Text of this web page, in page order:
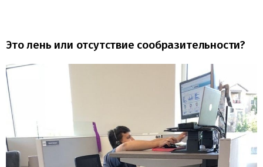
Это лень или отсутствие сообразительности?